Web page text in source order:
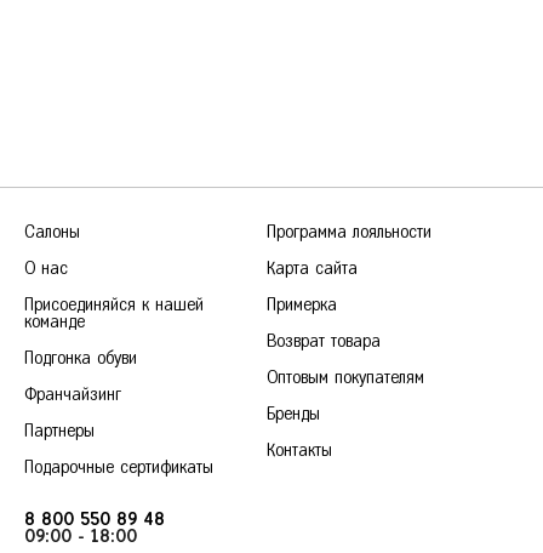
Салоны
О нас
Присоединяйся к нашей
команде
Подгонка обуви
Франчайзинг
Партнеры
Подарочные сертификаты
Программа лояльности
Карта сайта
Примерка
Возврат товара
Оптовым покупателям
Бренды
Контакты
8 800 550 89 48
09:00 - 18:00